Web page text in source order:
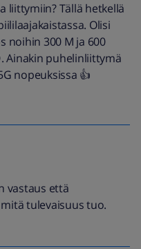
liittymiin? Tällä hetkellä
Olisi
noihin 300 M ja 600
Ainakin puhelinliittymä
nopeuksissa 👍
vastaus että
tulevaisuus tuo.